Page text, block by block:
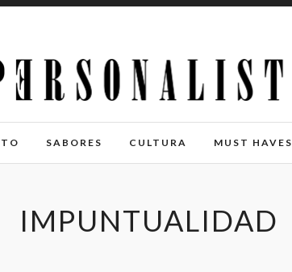
SABORES CULTURA MUST HAVES
IMPUNTUALIDAD